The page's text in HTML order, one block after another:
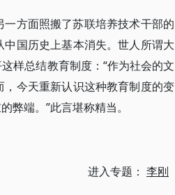
方面照搬了苏联培养技术干部的
国历史上基本消失。世人所谓大
样总结教育制度：“作为社会的文
今天重新认识这种教育制度的变
弊端。”此言堪称精当。
进入专题： 李刚